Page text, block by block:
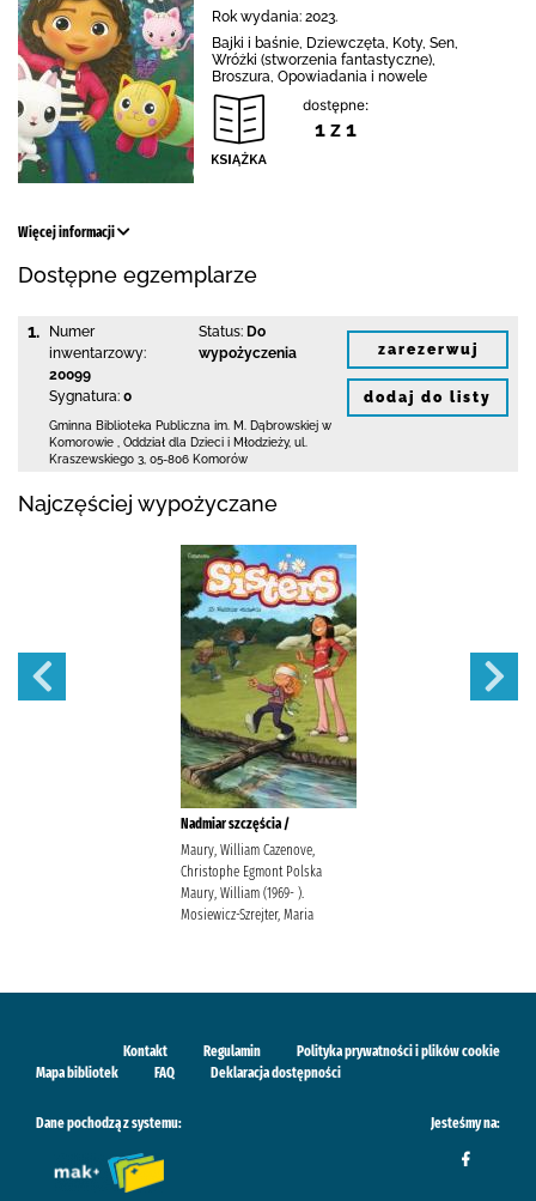
Rok wydania: 2023.
Bajki i baśnie, Dziewczęta, Koty, Sen,
Wróżki (stworzenia fantastyczne),
Broszura, Opowiadania i nowele
dostępne:
1 z 1
Więcej informacji
Dostępne egzemplarze
1.
Numer
inwentarzowy:
20099
Sygnatura: 0
Status: Do
wypożyczenia
Gminna Biblioteka Publiczna im. M. Dąbrowskiej w
Komorowie
Oddział dla Dzieci i Młodzieży, ul.
Kraszewskiego 3 05-806 Komorów
zarezerwuj
dodaj do listy
Najczęściej wypożyczane
Nadmiar szczęścia /
Maury, William Cazenove,
Christophe Egmont Polska
Maury, William (1969- ).
Mosiewicz-Szrejter, Maria
Kontakt Regulamin
Polityka prywatności i plików cookie
Mapa bibliotek
FAQ Deklaracja dostępności
Dane pochodzą z systemu: Jesteśmy na: